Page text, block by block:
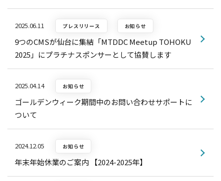
2025.06.11 プレスリリース お知らせ
9つのCMSが仙台に集結「MTDDC Meetup TOHOKU
2025」にプラチナスポンサーとして協賛します
2025.04.14 お知らせ
ゴールデンウィーク期間中のお問い合わせサポートに
ついて
2024.12.05 お知らせ
年末年始休業のご案内 【2024-2025年】